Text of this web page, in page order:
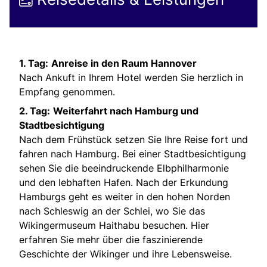
1. Tag: Anreise in den Raum Hannover
Nach Ankuft in Ihrem Hotel werden Sie herzlich in
Empfang genommen.
2. Tag: Weiterfahrt nach Hamburg und
Stadtbesichtigung
Nach dem Frühstück setzen Sie Ihre Reise fort und
fahren nach Hamburg. Bei einer Stadtbesichtigung
sehen Sie die beeindruckende Elbphilharmonie
und den lebhaften Hafen. Nach der Erkundung
Hamburgs geht es weiter in den hohen Norden
nach Schleswig an der Schlei, wo Sie das
Wikingermuseum Haithabu besuchen. Hier
erfahren Sie mehr über die faszinierende
Geschichte der Wikinger und ihre Lebensweise.